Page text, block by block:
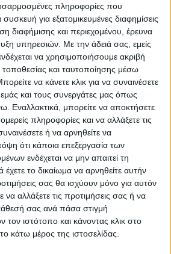
πληροφορίες που
για εξατομικευμένες διαφημίσεις
διαφήμισης και περιεχομένου, έρευνα
υπηρεσιών. Με την άδειά σας, εμείς
να χρησιμοποιήσουμε ακριβή
και ταυτοποίησης μέσω
να κάνετε κλικ για να συναινέσετε
και τους συνεργάτες μας όπως
Εναλλακτικά, μπορείτε να αποκτήσετε
πληροφορίες και να αλλάξετε τις
ή να αρνηθείτε να
ότι κάποια επεξεργασία των
ενδέχεται να μην απαιτεί τη
το δικαίωμα να αρνηθείτε αυτήν
σας θα ισχύουν μόνο για αυτόν
να αλλάξετε τις προτιμήσεις σας ή να
σας ανά πάσα στιγμή
τον ιστότοπο και κάνοντας κλικ στο
κάτω μέρος της ιστοσελίδας.
έπεσε η θερμοκρασία